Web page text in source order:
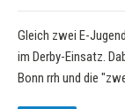
Gleich zwei E-
im Derby-Einsatz.
Bonn rrh und die